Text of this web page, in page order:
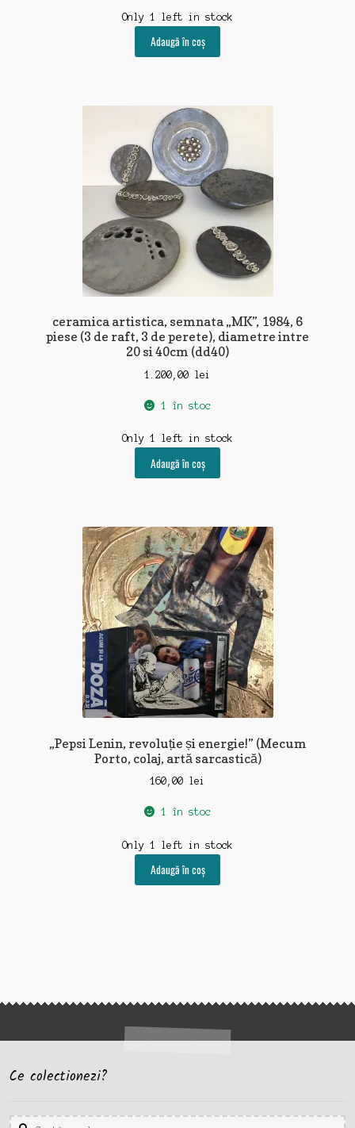
Only 1 left in stock
Adaugă în coș
ceramica artistica, semnata „MK”, 1984, 6
piese (3 de raft, 3 de perete), diametre intre
20 si 40cm (dd40)
1.200,00 lei
1 în stoc
Only 1 left in stock
Adaugă în coș
„Pepsi Lenin, revoluție și energie!” (Mecum
Porto, colaj, artă sarcastică)
160,00 lei
1 în stoc
Only 1 left in stock
Adaugă în coș
Ce colectionezi?
Caută
Caută